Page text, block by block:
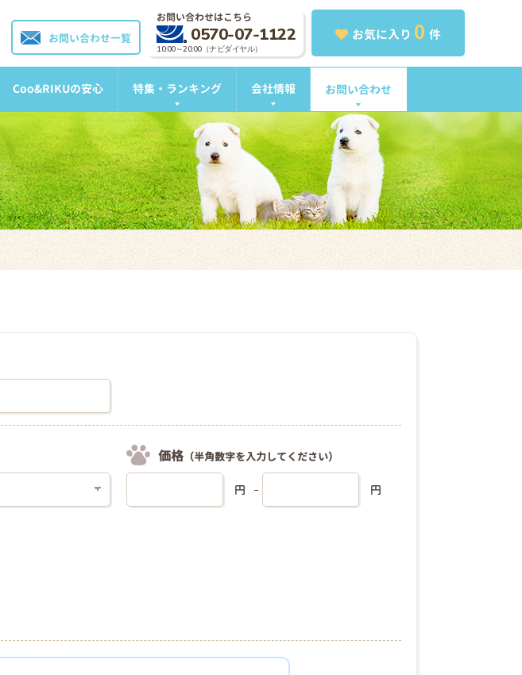
お気に入り 0 件
お問い合わせはこちら
0570-07-1122
10:00～20:00（ナビダイヤル）
お問い合わせ一覧
Coo&RIKUの安心 特集・ランキング 会社情報 お問い合わせ
価格 （半角数字を入力してください）
円 円